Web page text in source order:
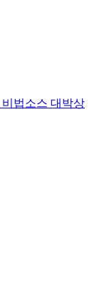
법소스 대박상